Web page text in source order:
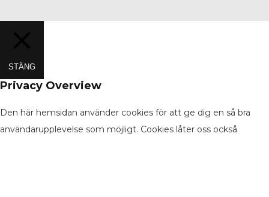
STÄNG
Privacy Overview
Den här hemsidan använder cookies för att ge dig en så bra
användarupplevelse som möjligt. Cookies låter oss också